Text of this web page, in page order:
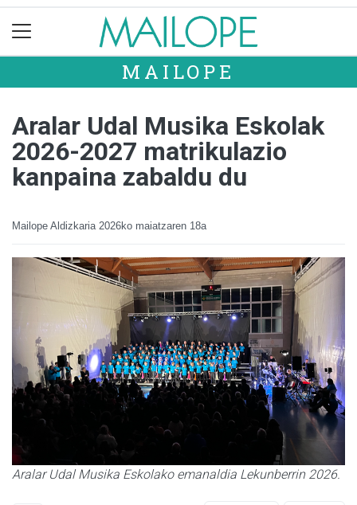
MAILOPE
Aralar Udal Musika Eskolak
2026-2027 matrikulazio
kanpaina zabaldu du
Mailope Aldizkaria 2026ko maiatzaren 18a
Aralar Udal Musika Eskolako emanaldia Lekunberrin 2026.